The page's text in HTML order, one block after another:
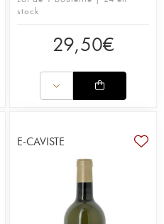
stock
29,50€
E-CAVISTE